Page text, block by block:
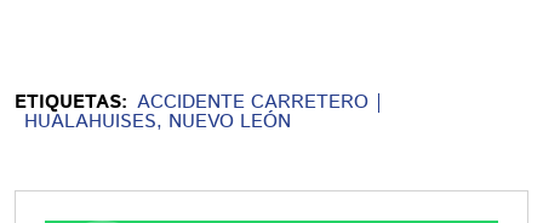
ETIQUETAS: ACCIDENTE CARRETERO
HUALAHUISES, NUEVO LEÓN